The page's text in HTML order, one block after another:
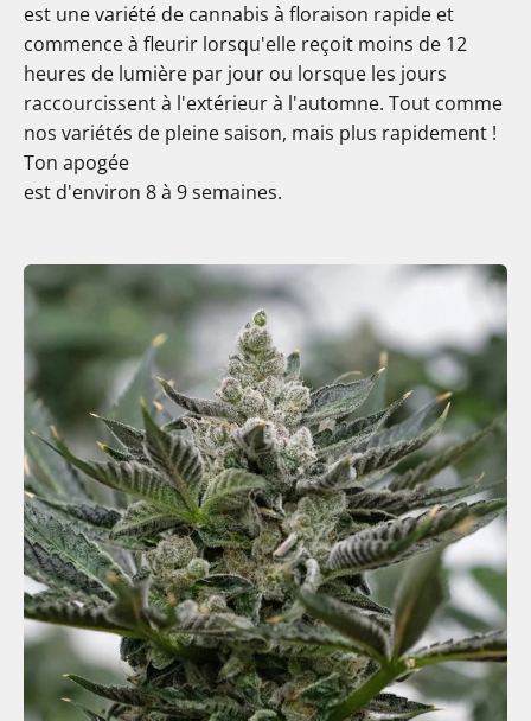
est une variété de cannabis à floraison rapide et
commence à fleurir lorsqu'elle reçoit moins de 12
heures de lumière par jour ou lorsque les jours
raccourcissent à l'extérieur à l'automne. Tout comme
nos variétés de pleine saison, mais plus rapidement !
Ton apogée
est d'environ 8 à 9 semaines.